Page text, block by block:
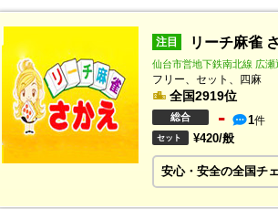
注目 リーチ麻雀
仙台市営地下鉄南北線 広瀬
フリー、セット、四麻
全国2919位
総合 - 1件
セット ¥420/般
安心・安全の全国チ